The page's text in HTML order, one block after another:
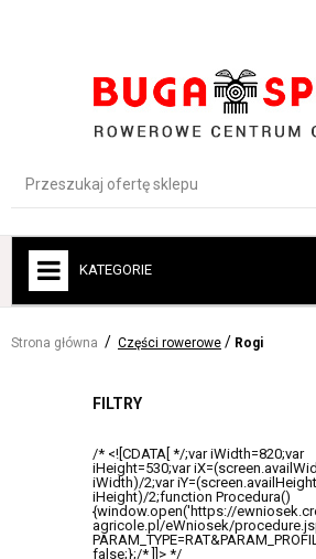
KATEGORIE
ROWERY DLA DZIECI
AKCESORIA ROWEROWE
ODZIEŻ-BUTY-OCHRONA
CZĘŚCI ROWEROWE
Strona główna Części rowerowe Rogi
FILTRY